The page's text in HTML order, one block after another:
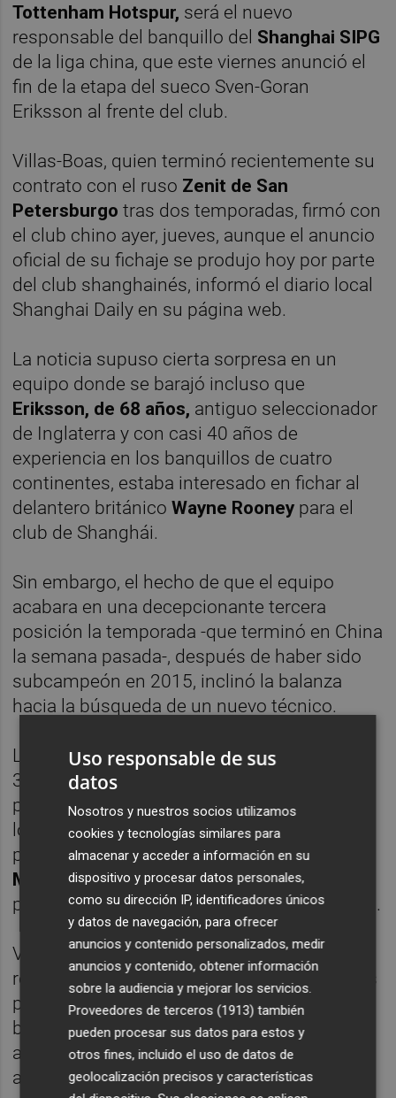
Tottenham Hotspur, será el nuevo
responsable del banquillo del Shanghai SIPG
de la liga china, que este viernes anunció el
fin de la etapa del sueco Sven-Goran
Eriksson al frente del club.
Villas-Boas, quien terminó recientemente su
contrato con el ruso Zenit de San
Petersburgo tras dos temporadas, firmó con
el club chino ayer, jueves, aunque el anuncio
oficial de su fichaje se produjo hoy por parte
del club shanghainés, informó el diario local
Shanghai Daily en su página web.
La noticia supuso cierta sorpresa en un
equipo donde se barajó incluso que
Eriksson, de 68 años, antiguo seleccionador
de Inglaterra y con casi 40 años de
experiencia en los banquillos de cuatro
continentes, estaba interesado en fichar al
delantero británicoWayne Rooney para el
club de Shanghái.
Sin embargo, el hecho de que el equipo
acabara en una decepcionante tercera
posición la temporada -que terminó en China
la semana pasada-, después de haber sido
subcampeón en 2015, inclinó la balanza
hacia la búsqueda de un nuevo técnico.
Los rumores apuntan a que el portugués, de
39 años, podría cobrar 12 millones anuales
por temporada en el SIPG, cuyo gran rival
local, elShanghai Shenhua,está entrenado
por otro ibérico, el españolGregorio
Manzano(ambos equipos disputan el
próximo año la Liga de Campeones asiática).
Villas-Boas, quien según la prensa china fue
recomendado para el banquillo shanghainés
por la estrella del equipo, el delantero
brasileñoHulk,es ya muy popular entre los
aficionados del país asiático, donde es
apodado "el pequeño Mourinho".
Uso responsable de sus
datos
Nosotros y nuestros socios utilizamos
cookies y tecnologías similares para
almacenar y acceder a información en su
dispositivo y procesar datos personales,
como su dirección IP, identificadores únicos
y datos de navegación, para ofrecer
anuncios y contenido personalizados, medir
anuncios y contenido, obtener información
sobre la audiencia y mejorar los servicios.
Proveedores de terceros (1913) también
pueden procesar sus datos para estos y
otros fines, incluido el uso de datos de
geolocalización precisos y características